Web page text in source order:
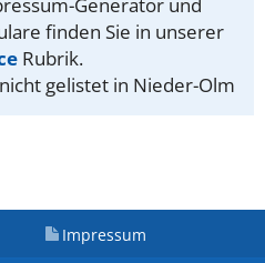
finden Sie in unserer
Rubrik.
gelistet in Nieder-Olm
Impressum